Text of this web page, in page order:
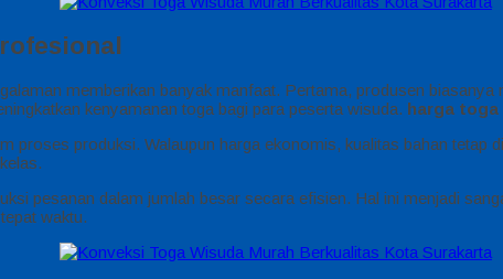
memberikan banyak manfaat. Pertama, produsen
kenyamanan toga bagi para peserta wisuda. harga toga
proses produksi. Walaupun harga ekonomis, kualitas bahan tetap
pesanan dalam jumlah besar secara efisien. Hal ini menjadi
waktu.